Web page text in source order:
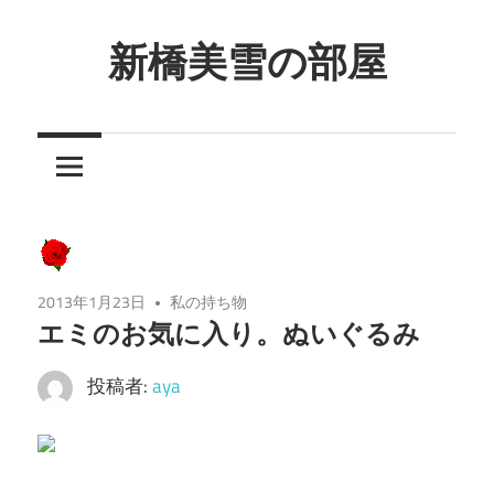
ツ
キ
ッ
プ
新橋美雪の部屋
ん
と
し
た
癒
の
間
2013年1月23日 私の持ち物
エミのお気に入り。ぬいぐるみ
投稿者:aya